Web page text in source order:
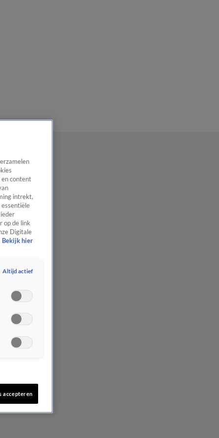
en content
intrekt,
op de link
Digitale
Bekijk hier
Altijd actief
accepteren